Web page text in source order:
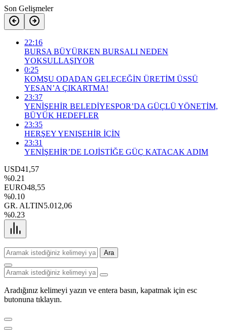
Son Gelişmeler
22:16
BURSA BÜYÜRKEN BURSALI NEDEN
YOKSULLAŞIYOR
0:25
KOMŞU ODADAN GELECEĞİN ÜRETİM ÜSSÜ
YESAN’A ÇIKARTMA!
23:37
YENİŞEHİR BELEDİYESPOR’DA GÜÇLÜ YÖNETİM,
BÜYÜK HEDEFLER
23:35
HERŞEY YENIŞEHİR İÇİN
23:31
YENİŞEHİR’DE LOJİSTİĞE GÜÇ KATACAK ADIM
USD41,57
%0.21
EURO48,55
%0.10
GR. ALTIN5.012,06
%0.23
Ara
Aradığınız kelimeyi yazın ve entera basın, kapatmak için esc
butonuna tıklayın.